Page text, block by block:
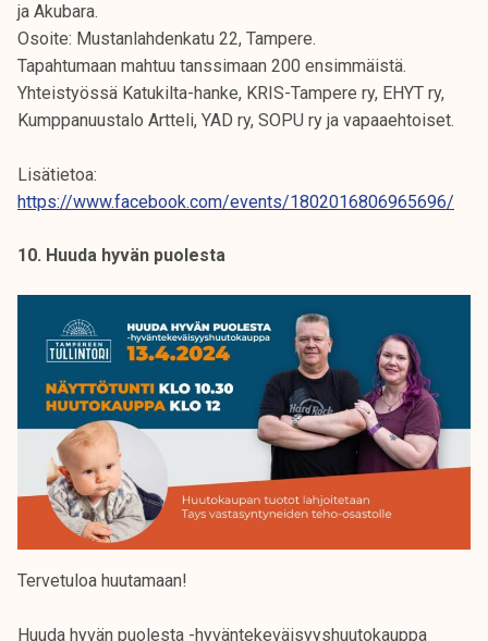
ja Akubara.
Osoite: Mustanlahdenkatu 22, Tampere.
Tapahtumaan mahtuu tanssimaan 200 ensimmäistä.
Yhteistyössä Katukilta-hanke, KRIS-Tampere ry, EHYT ry,
Kumppanuustalo Artteli, YAD ry, SOPU ry ja vapaaehtoiset.
Lisätietoa:
https://www.facebook.com/events/1802016806965696/
10. Huuda hyvän puolesta
Tervetuloa huutamaan!
Huuda hyvän puolesta -hyväntekeväisyyshuutokauppa